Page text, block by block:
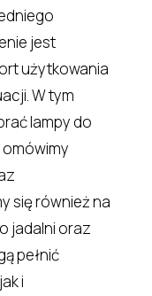
jest
użytkowania
W tym
lampy do
się również na
jadalni oraz
pełnić
i